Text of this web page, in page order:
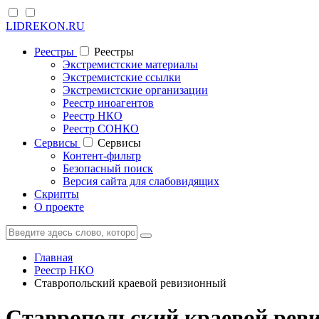
LIDREKON.RU
Реестры
Реестры
Экстремистские материалы
Экстремистские ссылки
Экстремистские организации
Реестр иноагентов
Реестр НКО
Реестр СОНКО
Cервисы
Cервисы
Контент-фильтр
Безопасный поиск
Версия сайта для слабовидящих
Скрипты
О проекте
Главная
Реестр НКО
Ставропольский краевой ревизионный